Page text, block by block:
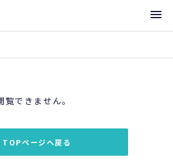
メニ
できません。
TOPページへ戻る